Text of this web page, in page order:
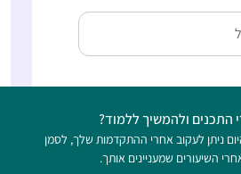
ללא תשלום, מתאים גם למתחילות, ופתוח
התכנים ולהמשיך ללמוד?
ניתן לעקוב אחרי ההתקדמות שלך, לסמן
השיעורים שמעניינים אותך.